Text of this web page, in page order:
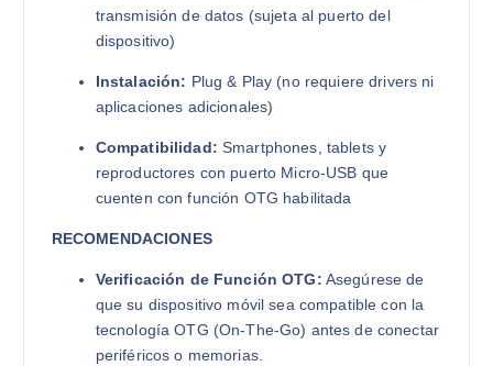
transmisión de datos (sujeta al puerto del
dispositivo)
Instalación: Plug & Play (no requiere drivers ni
aplicaciones adicionales)
Compatibilidad: Smartphones, tablets y
reproductores con puerto Micro-USB que
cuenten con función OTG habilitada
RECOMENDACIONES
Verificación de Función OTG: Asegúrese de
que su dispositivo móvil sea compatible con la
tecnología OTG (On-The-Go) antes de conectar
periféricos o memorias.